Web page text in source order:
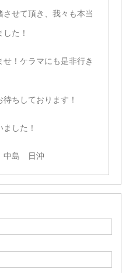
せて頂き、我々も本当
た！
！ケラマにも是非行き
ちしております！
した！
中島 日沖